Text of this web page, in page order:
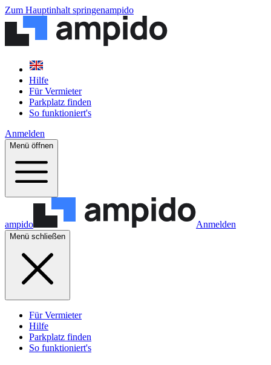
Zum Hauptinhalt springenampido
Hilfe
Für Vermieter
Parkplatz finden
So funktioniert's
Anmelden
Menü öffnen
ampido Anmelden
Menü schließen
Für Vermieter
Hilfe
Parkplatz finden
So funktioniert's